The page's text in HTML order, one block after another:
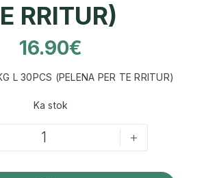
RRITUR)
16.90€
L 30PCS (PELENA PER TE RRITUR)
Ka stok
+